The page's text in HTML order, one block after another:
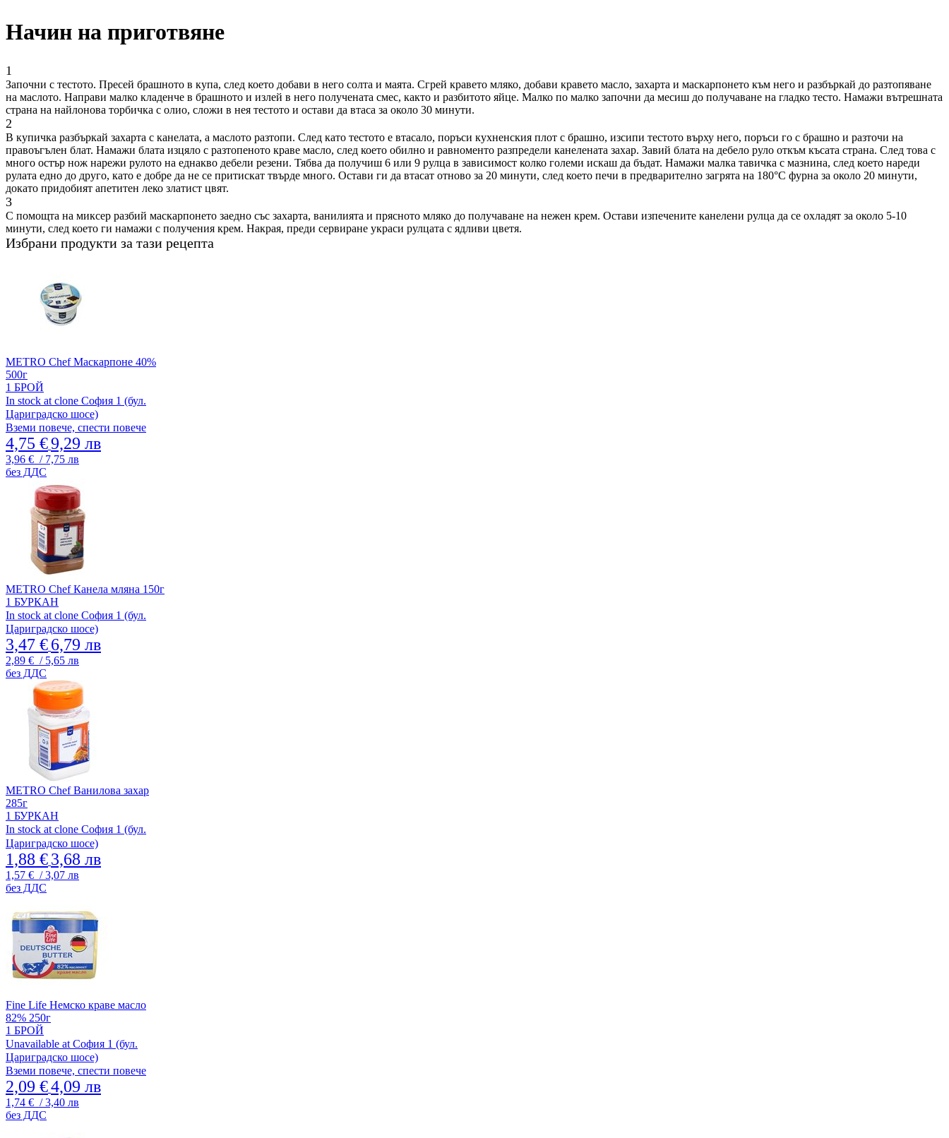
Начин на приготвяне
1
Започни с тестото. Пресей брашното в купа, след което добави в него солта и маята. Сгрей кравето мляко, добави кравето масло, захарта и маскарпонето към него и разбъркай до разтопяване
на маслото. Направи малко кладенче в брашното и излей в него получената смес, както и разбитото яйце. Малко по малко започни да месиш до получаване на гладко тесто. Намажи вътрешната
страна на найлонова торбичка с олио, сложи в нея тестото и остави да втаса за около 30 минути.
2
В купичка разбъркай захарта с канелата, а маслото разтопи. След като тестото е втасало, поръси кухненския плот с брашно, изсипи тестото върху него, поръси го с брашно и разточи на
правоъгълен блат. Намажи блата изцяло с разтопеното краве масло, след което обилно и равноменто разпредели канелената захар. Завий блата на дебело руло откъм късата страна. След това с
много остър нож нарежи рулото на еднакво дебели резени. Тябва да получиш 6 или 9 рулца в зависимост колко големи искаш да бъдат. Намажи малка тавичка с мазнина, след което нареди
рулата едно до друго, като е добре да не се притискат твърде много. Остави ги да втасат отново за 20 минути, след което печи в предварително загрята на 180°C фурна за около 20 минути,
докато придобият апетитен леко златист цвят.
3
С помощта на миксер разбий маскарпонето заедно със захарта, ванилията и прясното мляко до получаване на нежен крем. Остави изпечените канелени рулца да се охладят за около 5-10
минути, след което ги намажи с получения крем. Накрая, преди сервиране украси рулцата с ядливи цветя.
Избрани продукти за тази рецепта
METRO Chef Маскарпоне 40%
500г
1 БРОЙ
In stock at clone София 1 (бул.
Цариградско шосе)
Вземи повече, спести повече
4,75 €9,29 лв
3,96 € / 7,75 лв
без ДДС
METRO Chef Канела мляна 150г
1 БУРКАН
In stock at clone София 1 (бул.
Цариградско шосе)
3,47 €6,79 лв
2,89 € / 5,65 лв
без ДДС
METRO Chef Ванилова захар
285г
1 БУРКАН
In stock at clone София 1 (бул.
Цариградско шосе)
1,88 €3,68 лв
1,57 € / 3,07 лв
без ДДС
Fine Life Немско краве масло
82% 250г
1 БРОЙ
Unavailable at София 1 (бул.
Цариградско шосе)
Вземи повече, спести повече
2,09 €4,09 лв
1,74 € / 3,40 лв
без ДДС